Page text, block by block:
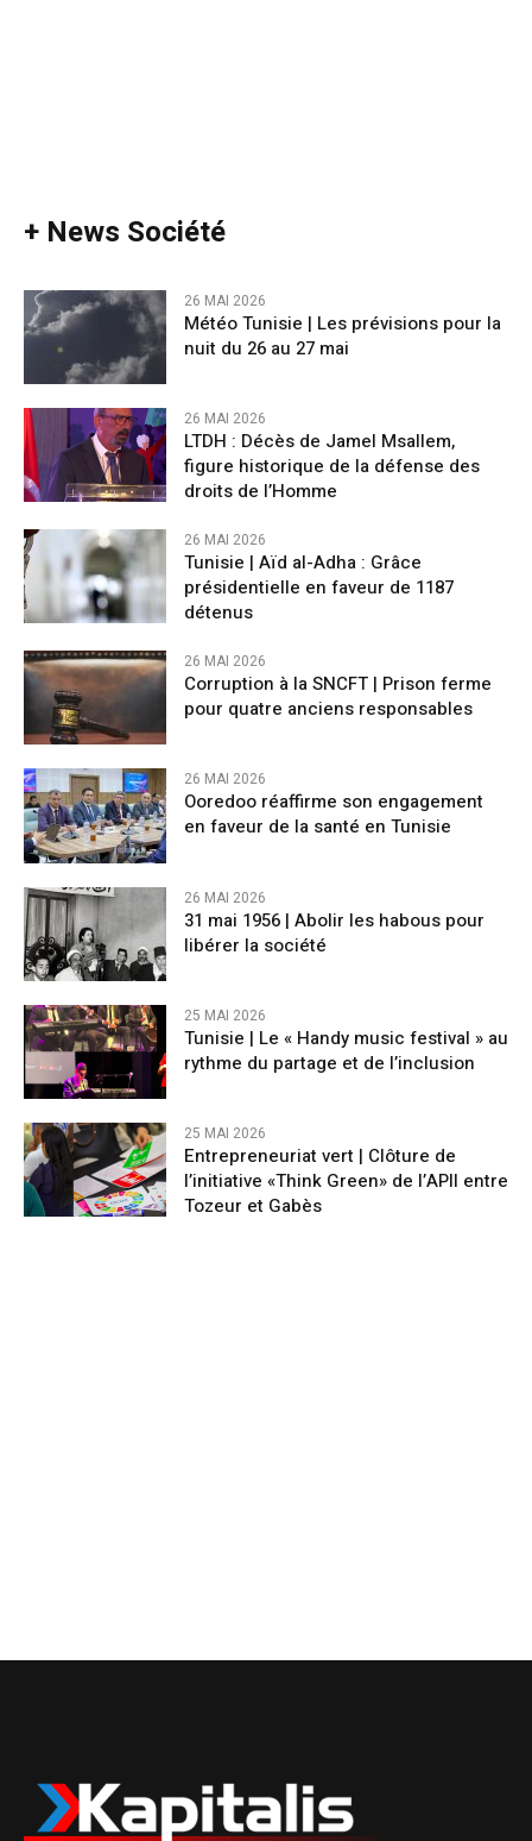
+ News Société
26 MAI 2026
Météo Tunisie | Les prévisions pour la
nuit du 26 au 27 mai
26 MAI 2026
LTDH : Décès de Jamel Msallem,
figure historique de la défense des
droits de l’Homme
26 MAI 2026
Tunisie | Aïd al-Adha : Grâce
présidentielle en faveur de 1187
détenus
26 MAI 2026
Corruption à la SNCFT | Prison ferme
pour quatre anciens responsables
26 MAI 2026
Ooredoo réaffirme son engagement
en faveur de la santé en Tunisie
26 MAI 2026
31 mai 1956 | Abolir les habous pour
libérer la société
25 MAI 2026
Tunisie | Le « Handy music festival » au
rythme du partage et de l’inclusion
25 MAI 2026
Entrepreneuriat vert | Clôture de
l’initiative «Think Green» de l’APII entre
Tozeur et Gabès